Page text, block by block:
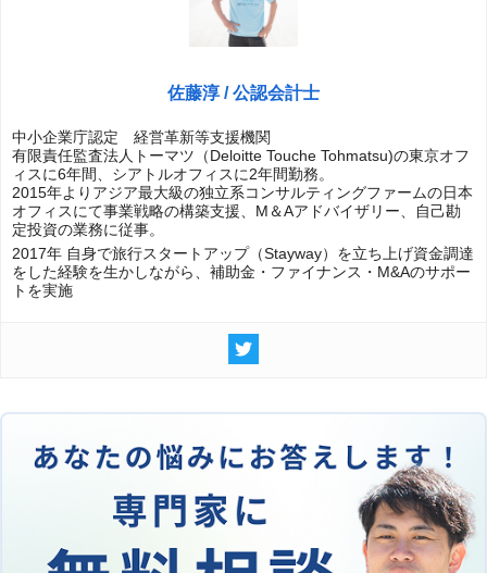
佐藤淳 / 公認会計士
中小企業庁認定 経営革新等支援機関
有限責任監査法人トーマツ（Deloitte Touche Tohmatsu)の東京オフ
ィスに6年間、シアトルオフィスに2年間勤務。
2015年よりアジア最大級の独立系コンサルティングファームの日本
オフィスにて事業戦略の構築支援、M＆Aアドバイザリー、自己勘
定投資の業務に従事。
2017年 自身で旅行スタートアップ（Stayway）を立ち上げ資金調達
をした経験を生かしながら、補助金・ファイナンス・M&Aのサポー
トを実施